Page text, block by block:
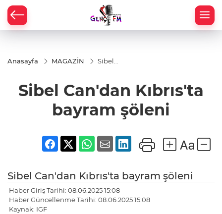
Anasayfa MAGAZİN
Sibel
bayram
şöleni
Sibel Can'dan Kıbrıs'ta
bayram şöleni
Sibel Can'dan Kıbrıs'ta bayram şöleni
Haber Giriş Tarihi: 08.06.2025 15:08
Haber Güncellenme Tarihi: 08.06.2025 15:08
Kaynak: IGF